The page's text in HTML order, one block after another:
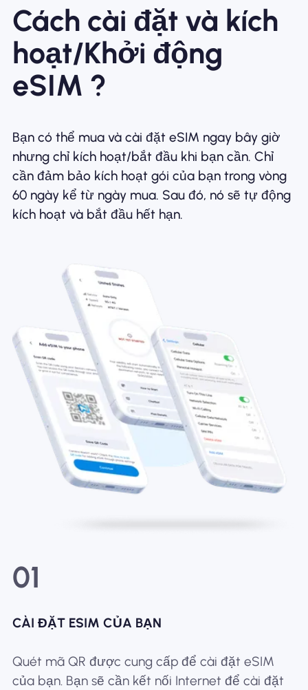
Cách cài đặt và kích
hoạt/Khởi động
eSIM ?
Bạn có thể mua và cài đặt eSIM ngay bây giờ
nhưng chỉ kích hoạt/bắt đầu khi bạn cần. Chỉ
cần đảm bảo kích hoạt gói của bạn trong vòng
60 ngày kể từ ngày mua. Sau đó, nó sẽ tự động
kích hoạt và bắt đầu hết hạn.
01
CÀI ĐẶT ESIM CỦA BẠN
Quét mã QR được cung cấp để cài đặt eSIM
của bạn. Bạn sẽ cần kết nối Internet để cài đặt